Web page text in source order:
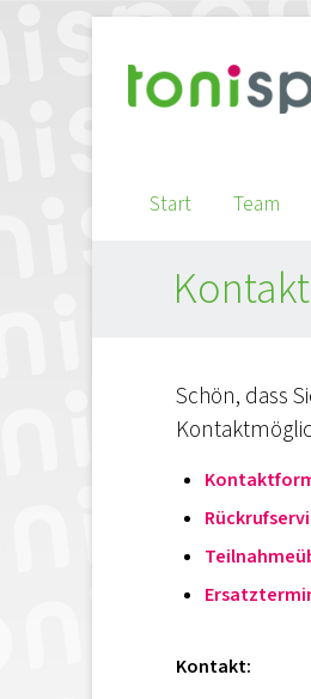
Start Team
Kontakt
Schön, dass
Kontakt: